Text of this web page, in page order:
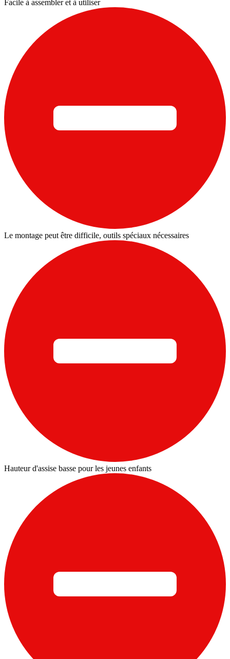
Facile à assembler et à utiliser
Le montage peut être difficile, outils spéciaux nécessaires
Hauteur d'assise basse pour les jeunes enfants